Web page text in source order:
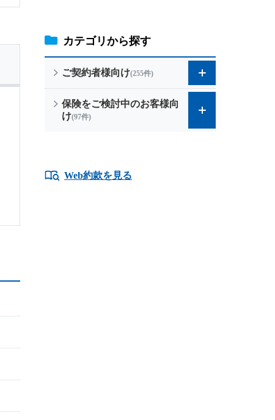
カテゴリから探す
ご契約者様向け(255件)
保険をご検討中のお客様向
け(97件)
Web約款を見る